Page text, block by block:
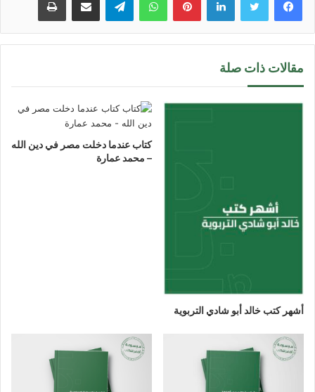
مقالات ذات صلة
أشهر كتب خالد أبو شادي التربوية
كتاب عندما دخلت مصر في دين الله
– محمد عمارة